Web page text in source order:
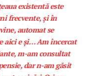
existentă este
frecvente, și în
automat se
aici e și… Am încercat
m-am consultat
dar n-am găsit